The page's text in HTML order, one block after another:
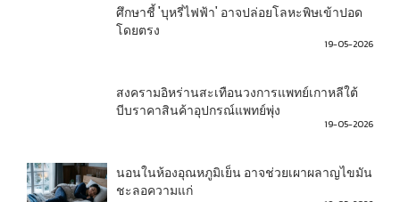
ศึกษาชี้ 'บุหรี่ไฟฟ้า' อาจปล่อยโลหะพิษเข้าปอด
โดยตรง
19-05-2026
สงครามอิหร่านสะเทือนวงการแพทย์เกาหลีใต้
บีบราคาสินค้าอุปกรณ์แพทย์พุ่ง
19-05-2026
นอนในห้องอุณหภูมิเย็น อาจช่วยเผาผลาญไขมัน
ชะลอความแก่